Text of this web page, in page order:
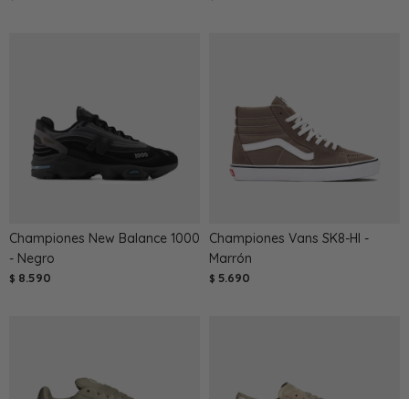
Championes New Balance 1000
- Negro
$ 8.590
Championes Vans SK8-HI -
Marrón
$ 5.690